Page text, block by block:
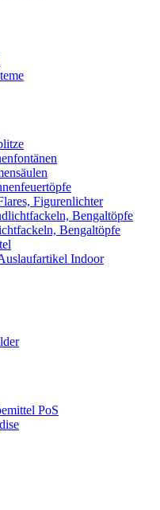
Figurenlichter
Bengaltöpfe
Indoor
PoS